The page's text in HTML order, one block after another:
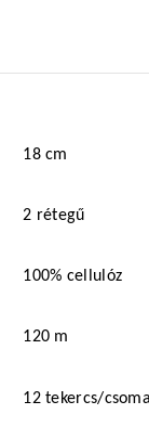
18 cm
2 rétegű
100% cellulóz
120 m
12 tekercs/